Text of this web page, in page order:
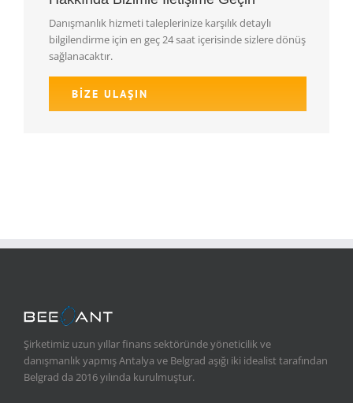
Danışmanlık hizmeti taleplerinize karşılık detaylı
bilgilendirme için en geç 24 saat içerisinde sizlere dönüş
sağlanacaktır.
BİZE ULAŞIN
Şirketimiz uzun yıllar finans sektöründe yöneticilik ve
danışmanlık yapmış Antalya ve Belgrad aşığı iki idealist tarafından
Belgrad da 2016 yılında kurulmuştur.